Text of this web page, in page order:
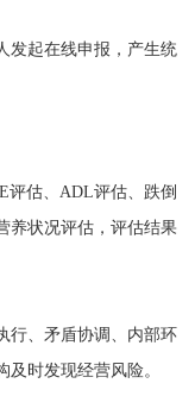
发起在线申报，产生统
评估、ADL评估、跌倒
养状况评估，评估结果
行、矛盾协调、内部环
时发现经营风险。